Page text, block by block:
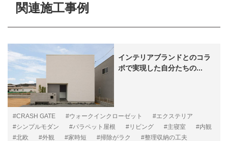
関連施工事例
インテリアブランドとのコラ
ボで実現した自分たちの...
#CRASH GATE #ウォークインクローゼット
#エクステリア
#シンプルモダン
#パラペット屋根 #リビング #主寝室
#内観
#北欧
#外観 #家時短 #掃除がラク
#整理収納の工夫